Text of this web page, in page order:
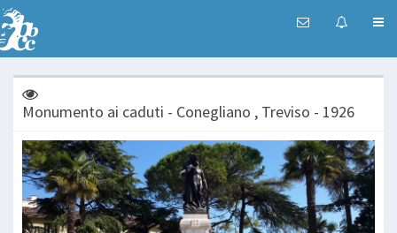
Monumento ai caduti - Conegliano , Treviso - 1926